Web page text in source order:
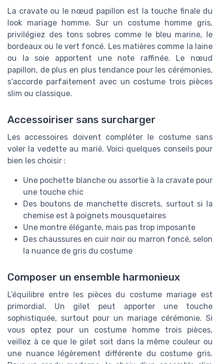
La cravate ou le nœud papillon est la touche finale du
look mariage homme. Sur un costume homme gris,
privilégiez des tons sobres comme le bleu marine, le
bordeaux ou le vert foncé. Les matières comme la laine
ou la soie apportent une note raffinée. Le nœud
papillon, de plus en plus tendance pour les cérémonies,
s’accorde parfaitement avec un costume trois pièces
slim ou classique.
Accessoiriser sans surcharger
Les accessoires doivent compléter le costume sans
voler la vedette au marié. Voici quelques conseils pour
bien les choisir :
Une pochette blanche ou assortie à la cravate pour
une touche chic
Des boutons de manchette discrets, surtout si la
chemise est à poignets mousquetaires
Une montre élégante, mais pas trop imposante
Des chaussures en cuir noir ou marron foncé, selon
la nuance de gris du costume
Composer un ensemble harmonieux
L’équilibre entre les pièces du costume mariage est
primordial. Un gilet peut apporter une touche
sophistiquée, surtout pour un mariage cérémonie. Si
vous optez pour un costume homme trois pièces,
veillez à ce que le gilet soit dans la même couleur ou
une nuance légèrement différente du costume gris.